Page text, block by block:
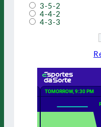
3-5-2
4-4-2
4-3-3